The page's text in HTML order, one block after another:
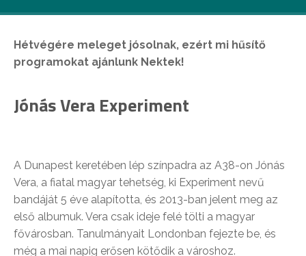
Hétvégére meleget jósolnak, ezért mi hűsítő
programokat ajánlunk Nektek!
Jónás Vera Experiment
A Dunapest keretében lép színpadra az A38-on Jónás
Vera, a fiatal magyar tehetség, ki Experiment nevű
bandáját 5 éve alapította, és 2013-ban jelent meg az
első albumuk. Vera csak ideje felé tölti a magyar
fővárosban. Tanulmányait Londonban fejezte be, és
még a mai napig erősen kötődik a városhoz.